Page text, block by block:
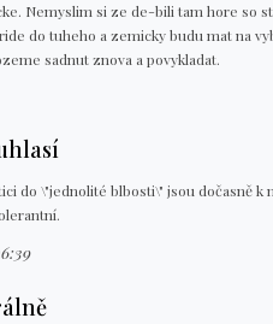
Nemyslim si ze de-bili tam hore so
do tuheho a zemicky budu mat na
sadnut znova a povykladat.
do \"jednolité blbosti\" jsou dočasně k